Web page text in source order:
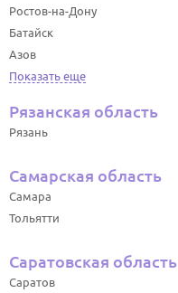
Ростов-на-Дону
Батайск
Азов
Показать еще
Рязанская область
Рязань
Самарская область
Самара
Тольятти
Саратовская область
Саратов